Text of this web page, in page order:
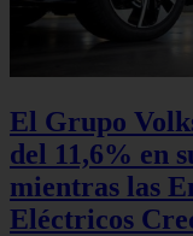
El Grupo
del 11,6% en
mientras las
Eléctricos